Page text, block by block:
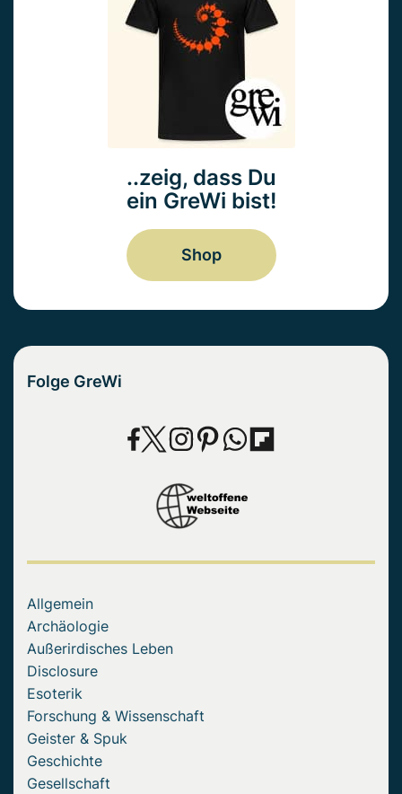
..zeig, dass Du
ein GreWi bist!
Shop
Folge GreWi
Allgemein
Archäologie
Außerirdisches Leben
Disclosure
Esoterik
Forschung & Wissenschaft
Geister & Spuk
Geschichte
Gesellschaft